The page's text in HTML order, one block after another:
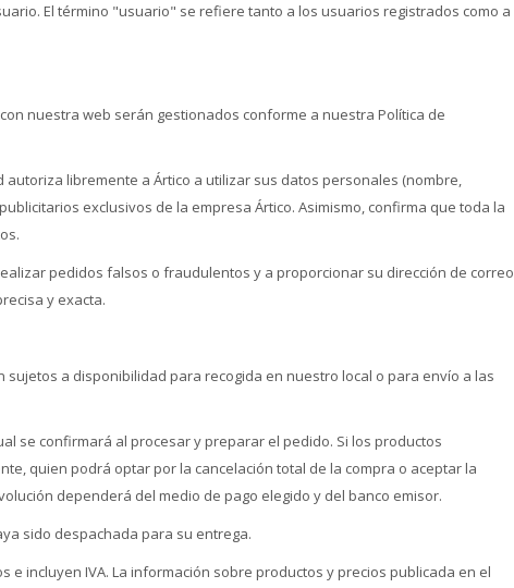
El término "usuario" se refiere tanto a los usuarios registrados como a
nuestra web serán gestionados conforme a nuestra Política de
autoriza libremente a Ártico a utilizar sus datos personales (nombre,
exclusivos de la empresa Ártico. Asimismo, confirma que toda la
pedidos falsos o fraudulentos y a proporcionar su dirección de correo
y exacta.
a disponibilidad para recogida en nuestro local o para envío a las
se confirmará al procesar y preparar el pedido. Si los productos
quien podrá optar por la cancelación total de la compra o aceptar la
dependerá del medio de pago elegido y del banco emisor.
sido despachada para su entrega.
incluyen IVA. La información sobre productos y precios publicada en el